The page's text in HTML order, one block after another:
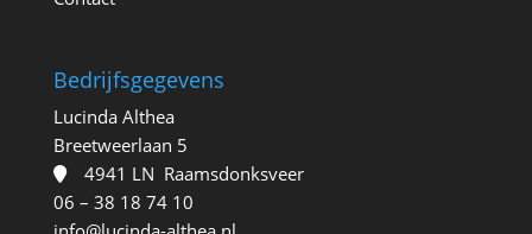
Bedrijfsgegevens
Lucinda Althea
Breetweerlaan 5
4941 LN Raamsdonksveer
06 – 38 18 74 10